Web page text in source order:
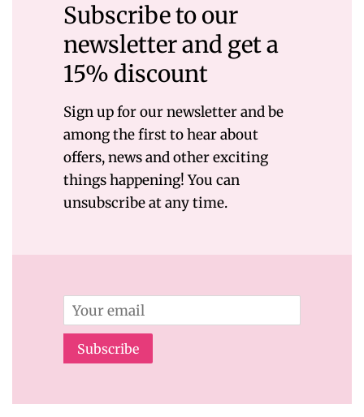
Subscribe to our
newsletter and get a
15% discount
Sign up for our newsletter and be
among the first to hear about
offers, news and other exciting
things happening! You can
unsubscribe at any time.
Email
Subscribe